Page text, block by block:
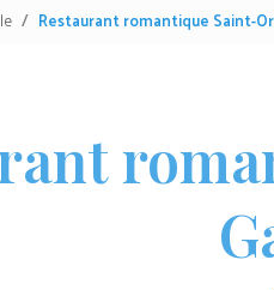
Restaurant romantique Saint-